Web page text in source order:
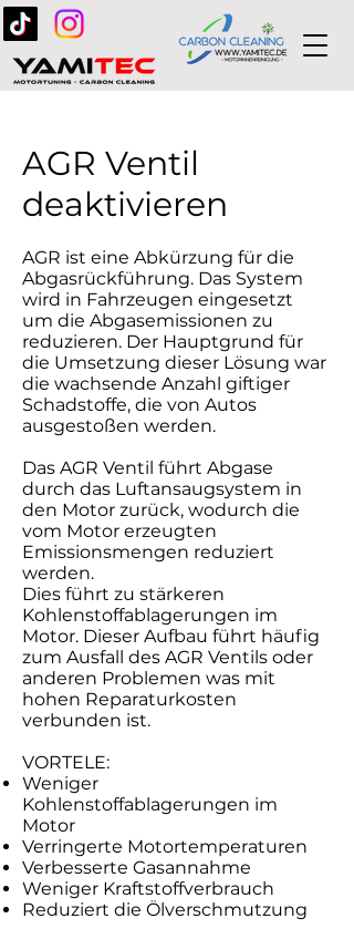
AGR Ventil
deaktivieren
AGR ist eine Abkürzung für die
Abgasrückführung. Das System
wird in Fahrzeugen eingesetzt
um die Abgasemissionen zu
reduzieren. Der Hauptgrund für
die Umsetzung dieser Lösung war
die wachsende Anzahl giftiger
Schadstoffe, die von Autos
ausgestoßen werden.
Das AGR Ventil führt Abgase
durch das Luftansaugsystem in
den Motor zurück, wodurch die
vom Motor erzeugten
Emissionsmengen reduziert
werden.
Dies führt zu stärkeren
Kohlenstoffablagerungen im
Motor. Dieser Aufbau führt häufig
zum Ausfall des AGR Ventils oder
anderen Problemen was mit
hohen Reparaturkosten
verbunden ist.
VORTELE:
Weniger
Kohlenstoffablagerungen im
Motor
Verringerte Motortemperaturen
Verbesserte Gasannahme
Weniger Kraftstoffverbrauch
Reduziert die Ölverschmutzung